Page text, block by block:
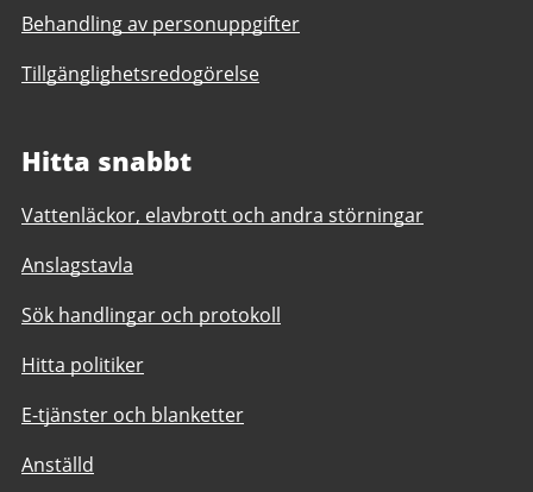
Behandling av personuppgifter
Tillgänglighetsredogörelse
Hitta snabbt
Vattenläckor, elavbrott och andra störningar
Anslagstavla
Sök handlingar och protokoll
Hitta politiker
E-tjänster och blanketter
Anställd